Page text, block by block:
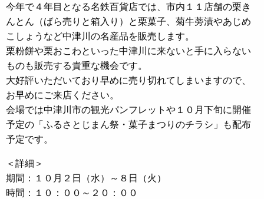
今年で４年目となる名鉄百貨店では、市内１１店舗の栗き
んとん（ばら売りと箱入り）と栗菓子、菊牛蒡漬やあじめ
こしょうなど中津川の名産品を販売します。
栗粉餅や栗おこわといった中津川に来ないと手に入らない
ものも販売する貴重な機会です。
大好評いただいており早めに売り切れてしまいますので、
お早めにご来店ください。
会場では中津川市の観光パンフレットや１０月下旬に開催
予定の「ふるさとじまん祭・菓子まつりのチラシ」も配布
予定です。
＜詳細＞
期間：１０月２日（水）～８日（火）
時間：１０：００～２０：００